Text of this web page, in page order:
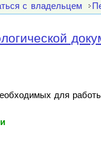
с владельцем
для